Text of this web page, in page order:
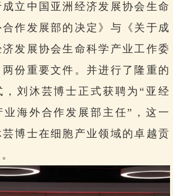
立中国亚洲经济发展协会生命
作发展部的决定》与《关于成
发展协会生命科学产业工作委
两份重要文件。并进行了隆重的
，刘沐芸博士正式获聘为“亚经
业海外合作发展部主任”，这一
博士在细胞产业领域的卓越贡